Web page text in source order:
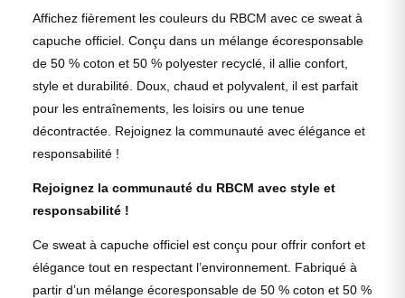
Affichez fièrement les couleurs du RBCM avec ce sweat à
capuche officiel. Conçu dans un mélange écoresponsable
de 50 % coton et 50 % polyester recyclé, il allie confort,
style et durabilité. Doux, chaud et polyvalent, il est parfait
pour les entraînements, les loisirs ou une tenue
décontractée. Rejoignez la communauté avec élégance et
responsabilité !
Rejoignez la communauté du RBCM avec style et
responsabilité !
Ce sweat à capuche officiel est conçu pour offrir confort et
élégance tout en respectant l’environnement. Fabriqué à
partir d’un mélange écoresponsable de 50 % coton et 50 %